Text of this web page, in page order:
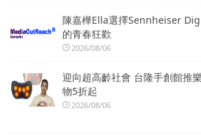
陳嘉樺Ella選擇Sennheiser
的青春狂歡
2026/08/06
迎向超高齡社會 台隆手創館推
物5折起
2026/08/06